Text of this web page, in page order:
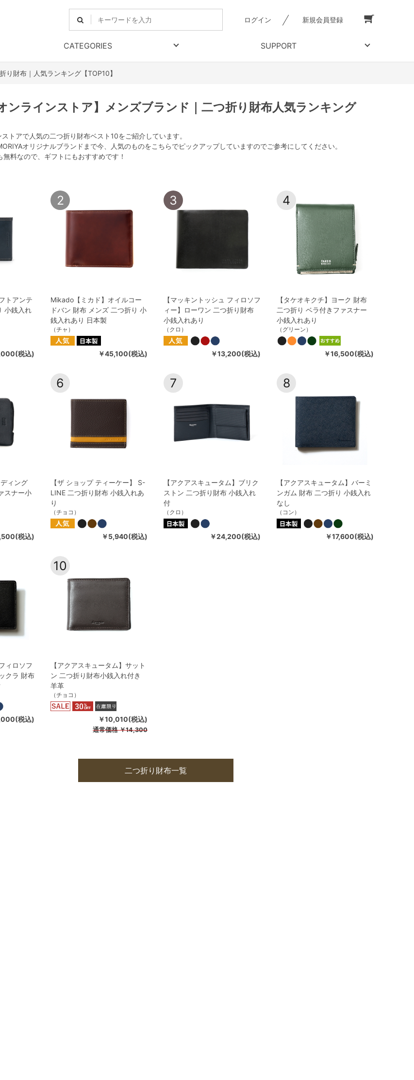
ログイン 新規会員登録
CATEGORIES SUPPORT
り財布｜人気ランキング【TOP10】
ンラインストア】メンズブランド｜二つ折り財布人気ランキング
トアで人気の二つ折り財布ベスト10をご紹介しています。
オリジナルブランドまで今、人気のものをこちらでピックアップしていますのでご参考にしてください。
無料なので、ギフトにもおすすめです！
トアンテ
小銭入れ
税込)
2
Mikado【ミカド】オイルコー
ドバン 財布 メンズ 二つ折り 小
銭入れあり 日本製
（チャ）
￥45,100(税込)
3
【マッキントッシュ フィロソフ
ィー】ローワン 二つ折り財布
小銭入れあり
（クロ）
￥13,200(税込)
4
【タケオキクチ】ヨーク 財布
二つ折り ベラ付きファスナー
小銭入れあり
（グリーン）
￥16,500(税込)
ィング
スナー小
税込)
6
【ザ ショップ ティーケー】 S-
LINE 二つ折り財布 小銭入れあ
り
（チョコ）
￥5,940(税込)
7
【アクアスキュータム】ブリク
ストン 二つ折り財布 小銭入れ
付
（クロ）
￥24,200(税込)
8
【アクアスキュータム】バーミ
ンガム 財布 二つ折り 小銭入れ
なし
（コン）
￥17,600(税込)
ィロソフ
クラ 財布
税込)
10
【アクアスキュータム】サット
ン 二つ折り財布小銭入れ付き
羊革
（チョコ）
￥10,010(税込)
通常価格￥14,300
二つ折り財布一覧